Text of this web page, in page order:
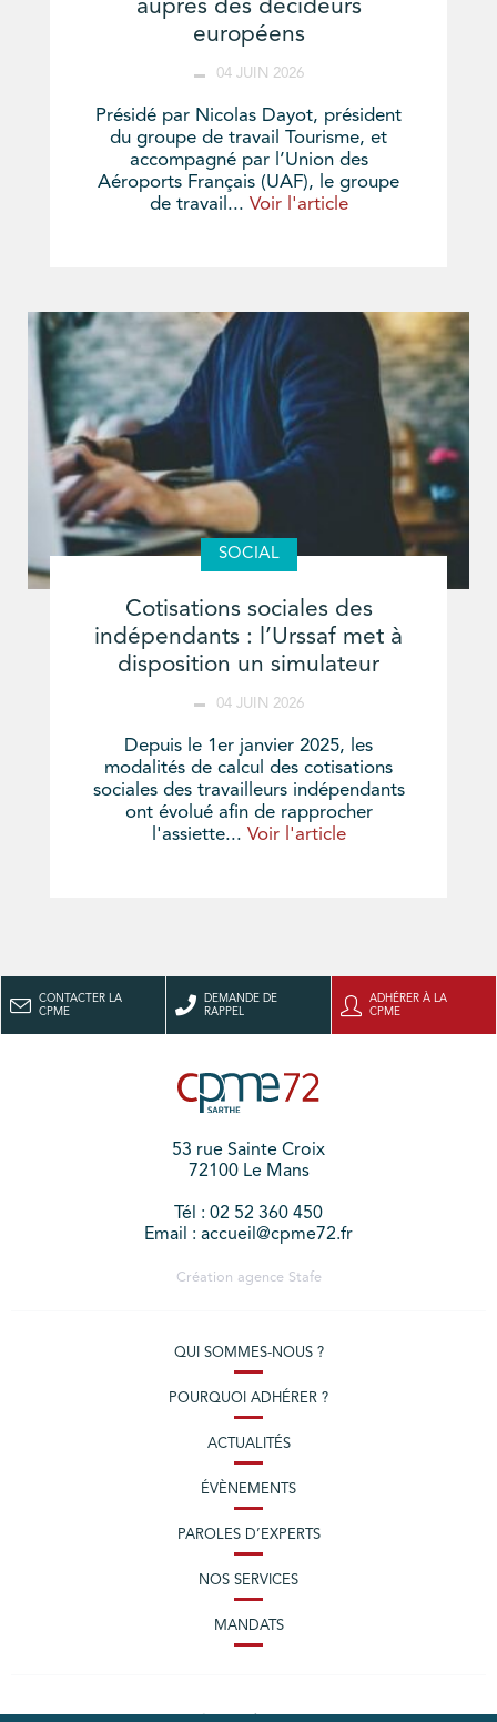
auprès des décideurs
européens
04 JUIN 2026
Présidé par Nicolas Dayot, président
du groupe de travail Tourisme, et
accompagné par l’Union des
Aéroports Français (UAF), le groupe
de travail... Voir l'article
SOCIAL
Cotisations sociales des
indépendants : l’Urssaf met à
disposition un simulateur
04 JUIN 2026
Depuis le 1er janvier 2025, les
modalités de calcul des cotisations
sociales des travailleurs indépendants
ont évolué afin de rapprocher
l'assiette... Voir l'article
CONTACTER LA
CPME
DEMANDE DE
RAPPEL
ADHÉRER À LA
CPME
53 rue Sainte Croix
72100 Le Mans
Tél : 02 52 360 450
Email : accueil@cpme72.fr
Création agence Stafe
QUI SOMMES-NOUS ?
POURQUOI ADHÉRER ?
ACTUALITÉS
ÉVÈNEMENTS
PAROLES D’EXPERTS
NOS SERVICES
MANDATS